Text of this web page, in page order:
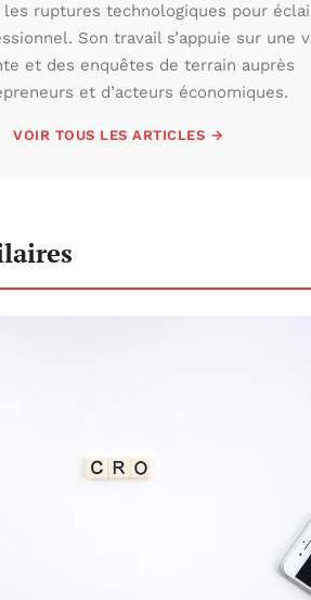
ruptures technologiques pour
Son travail s’appuie sur une
et des enquêtes de terrain auprès
et d’acteurs économiques.
VOIR TOUS LES ARTICLES →